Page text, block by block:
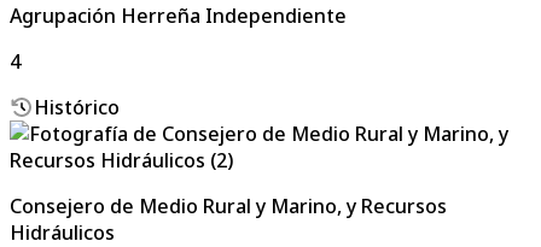
Agrupación Herreña Independiente
4
Histórico
Consejero de Medio Rural y Marino, y Recursos
Hidráulicos